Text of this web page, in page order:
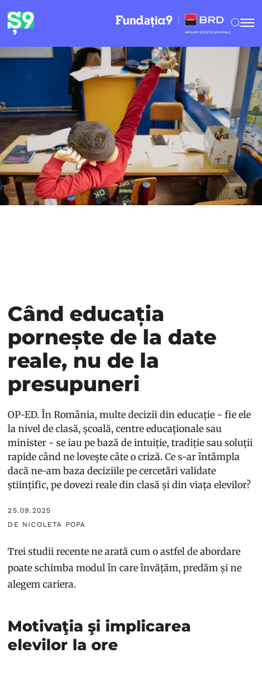
Când educația
pornește de la date
reale, nu de la
presupuneri
OP-ED. În România, multe decizii din educație - fie ele
la nivel de clasă, școală, centre educaţionale sau
minister - se iau pe bază de intuiție, tradiție sau soluții
rapide când ne loveşte câte o criză. Ce s-ar întâmpla
dacă ne-am baza deciziile pe cercetări validate
științific, pe dovezi reale din clasă și din viața elevilor?
25.09.2025
DE NICOLETA POPA
Trei studii recente ne arată cum o astfel de abordare
poate schimba modul în care învățăm, predăm și ne
alegem cariera.
Motivaţia şi implicarea
elevilor la ore